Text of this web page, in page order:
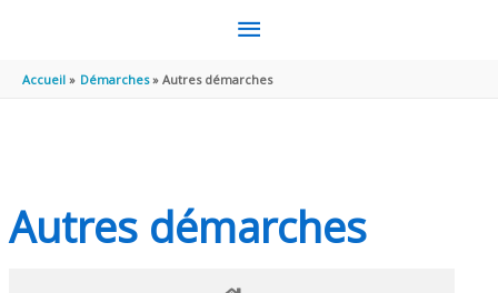
MENU
PRINCIPAL
Accueil Démarches Autres démarches
Autres démarches